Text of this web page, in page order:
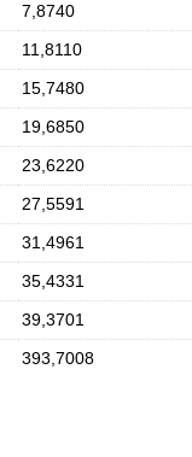
7,8740
11,8110
15,7480
19,6850
23,6220
27,5591
31,4961
35,4331
39,3701
393,7008